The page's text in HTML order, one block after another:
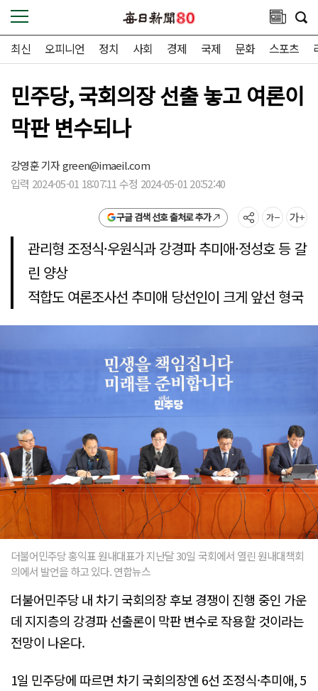
최신 오피니언 정치 사회 경제 국제 문화 스포츠
민주당, 국회의장 선출 놓고 여론이
막판 변수되나
강영훈 기자green@imaeil.com
입력 2024-05-01 18:07:11 수정 2024-05-01 20:52:40
구글 검색 선호 출처로 추가
관리형 조정식·우원식과 강경파 추미애·정성호 등 갈
린 양상
적합도 여론조사선 추미애 당선인이 크게 앞선 형국
더불어민주당 홍익표 원내대표가 지난달 30일 국회에서 열린 원내대책회
의에서 발언을 하고 있다. 연합뉴스
더불어민주당 내 차기 국회의장 후보 경쟁이 진행 중인 가운
데 지지층의 강경파 선출론이 막판 변수로 작용할 것이라는
전망이 나온다.
1일 민주당에 따르면 차기 국회의장엔 6선 조정식·추미애, 5